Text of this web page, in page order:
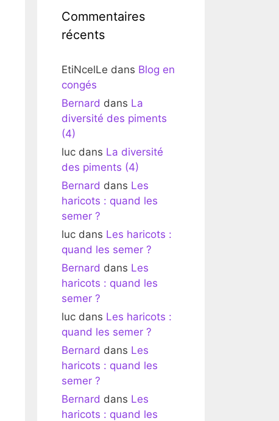
Commentaires
récents
EtiNcelLe dans Blog en
congés
Bernard dans La
diversité des piments
(4)
luc dans La diversité
des piments (4)
Bernard dans Les
haricots : quand les
semer ?
luc dans Les haricots :
quand les semer ?
Bernard dans Les
haricots : quand les
semer ?
luc dans Les haricots :
quand les semer ?
Bernard dans Les
haricots : quand les
semer ?
Bernard dans Les
haricots : quand les